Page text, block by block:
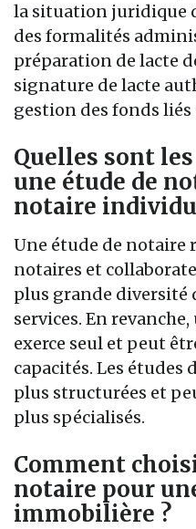
la situation juridique
des formalités
préparation de lacte
signature de lacte
gestion des fonds
Quelles sont
une étude de
notaire
Une étude de notaire
notaires et
plus grande diversité
services. En
exerce seul et peut
capacités. Les
plus structurées et
plus spécialisés.
Comment
notaire pour
immobilière ?